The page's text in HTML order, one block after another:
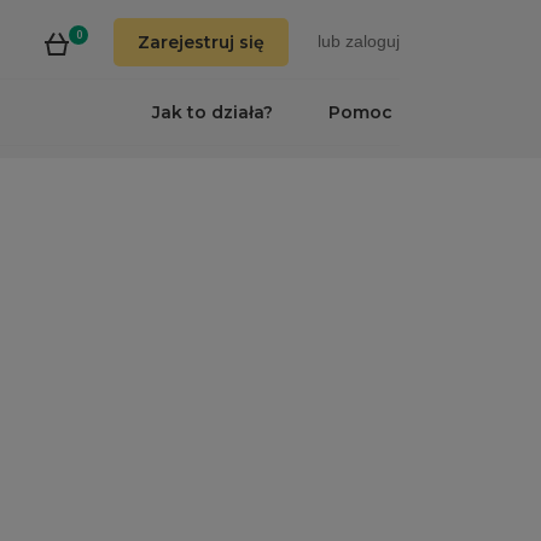
0 Zarejestruj się lub zaloguj
Pomoc
Jak to działa?